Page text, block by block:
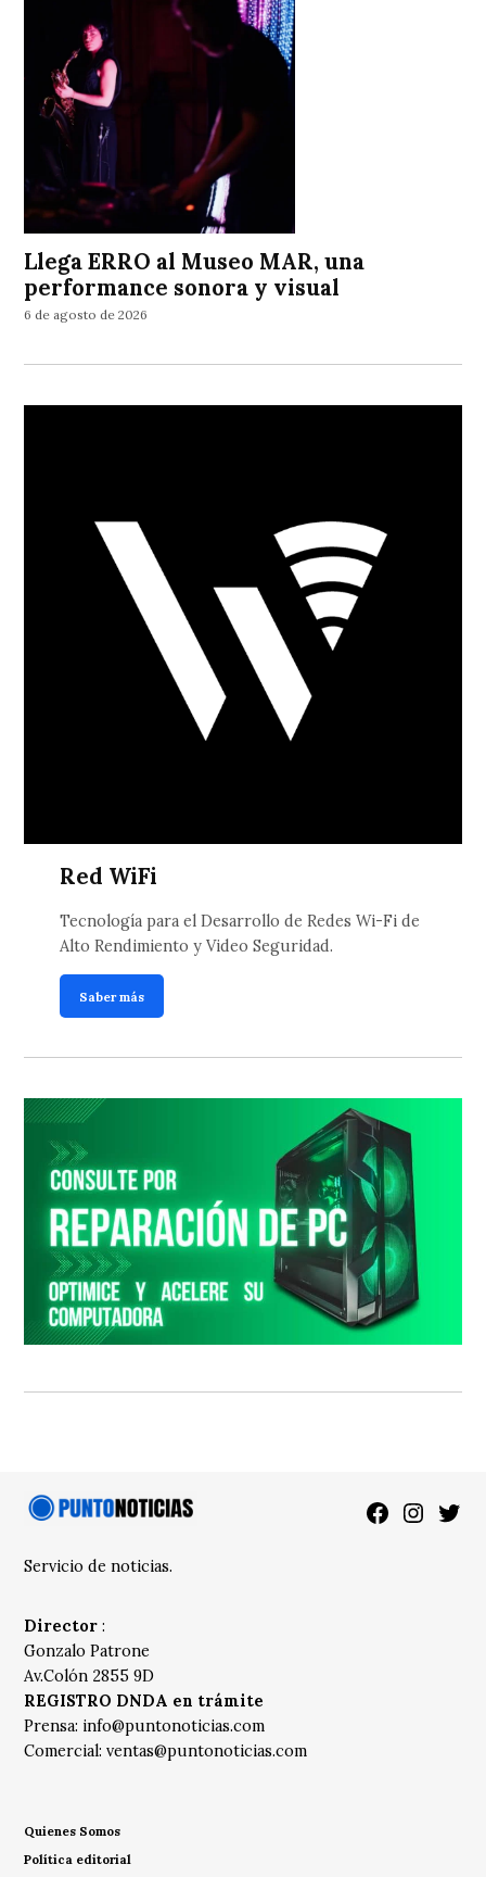
Llega ERRO al Museo MAR, una
performance sonora y visual
6 de agosto de 2026
Red WiFi
Tecnología para el Desarrollo de Redes Wi-Fi de
Alto Rendimiento y Video Seguridad.
Saber más
Facebook
Servicio de noticias.
Director :
Gonzalo Patrone
Av.Colón 2855 9D
REGISTRO DNDA en trámite
Prensa: info@puntonoticias.com
Comercial:ventas@puntonoticias.com
Quienes Somos
Política editorial